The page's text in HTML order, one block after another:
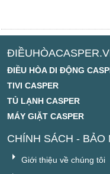
ĐIỀU HÒA DI ĐỘNG
TIVI CASPER
TỦ LẠNH CASPER
MÁY GIẶT CASPER
CHÍNH SÁCH - BẢO
Giới thiệu về chúng tôi